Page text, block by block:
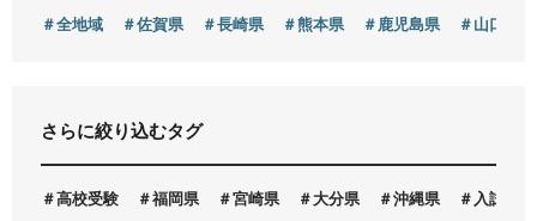
全地域 佐賀県 長崎県 熊本県 鹿児島県 山口県
さらに絞り込むタグ
高校受験 福岡県 宮崎県 大分県 沖縄県 入試傾向